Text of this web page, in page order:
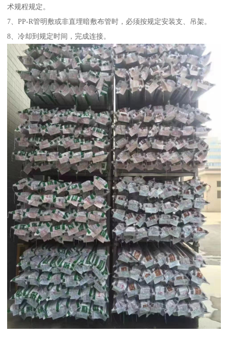
术规程规定。
7、PP-R管明敷或非直埋暗敷布管时，必须按规定安装支、吊架。
8、冷却到规定时间，完成连接。